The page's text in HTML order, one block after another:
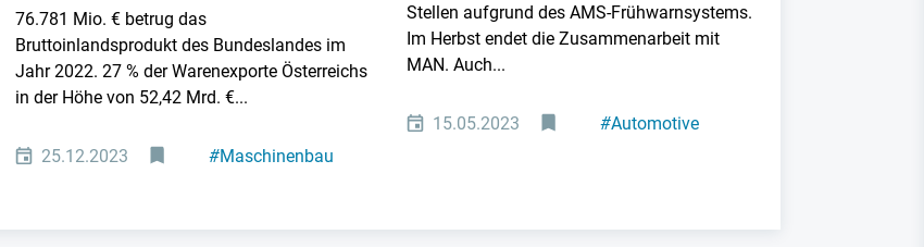
76.781 Mio. € betrug das
Bruttoinlandsprodukt des Bundeslandes im
Jahr 2022. 27 % der Warenexporte Österreichs
in der Höhe von 52,42 Mrd. €...
25.12.2023 #Maschinenbau
Stellen aufgrund des AMS-Frühwarnsystems.
Im Herbst endet die Zusammenarbeit mit
MAN. Auch...
15.05.2023 #Automotive